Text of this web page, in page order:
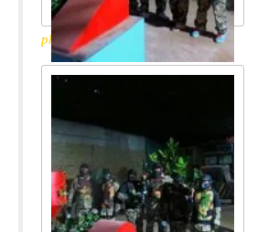
photo_2017-03-27_06-57-16